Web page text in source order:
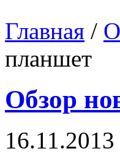
Главная /
планшет
Обзор